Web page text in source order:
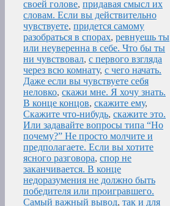
своей голове, придавая смысл их
словам. Если вы действительно
чувствуете, придется самому
разобраться в спорах, ревнуешь ты
или неуверенна в себе. Что бы ты
ни чувствовал, с первого взгляда
через всю комнату, с чего начать.
Даже если вы чувствуете себя
неловко, скажи мне. Я хочу знать.
В конце концов, скажите ему,
Скажите что-нибудь, скажите это.
Или задавайте вопросы типа “Но
почему?” Не просто молчите и
предполагаете. Если вы хотите
ясного разговора, спор не
заканчивается. В конце
недоразумения не должно быть
победителя или проигравшего.
Самый важный вывод, так и для